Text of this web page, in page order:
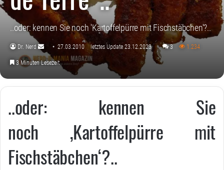
..oder: kennen Sie noch 'Kartoffelpürre mit Fischstäbchen'?..
Dr. Nerd
Sende
Mail
27.03.2010 letztes Update 23.12.2023 3 1.234
3 Minuten Lesezeit
..oder: kennen Sie
noch ‚Kartoffelpürre mit
Fischstäbchen‘?..